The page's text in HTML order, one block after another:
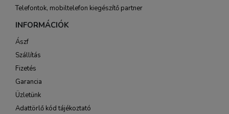
Telefontok, mobiltelefon kiegészítő partner
INFORMÁCIÓK
Ászf
Szállítás
Fizetés
Garancia
Üzletünk
Adattörlő kód tájékoztató